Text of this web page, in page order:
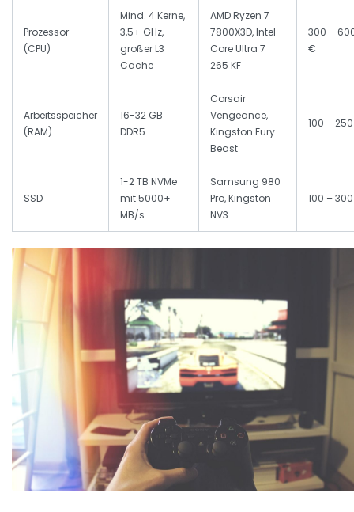
Prozessor
(CPU)
Mind. 4 Kerne,
3,5+ GHz,
großer L3
Cache
AMD Ryzen 7
7800X3D, Intel
Core Ultra 7
265 KF
300 –
€
Arbeitsspeicher
(RAM)
16-32 GB
DDR5
Corsair
Vengeance,
Kingston Fury
Beast
100 –
SSD
1-2 TB NVMe
mit 5000+
MB/s
Samsung 980
Pro, Kingston
NV3
100 –